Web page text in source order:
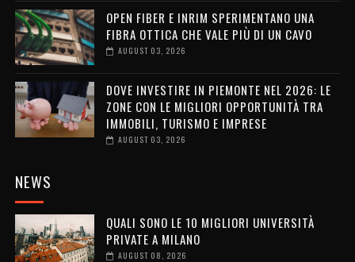
OPEN FIBER E INRIM SPERIMENTANO UNA
FIBRA OTTICA CHE VALE PIÙ DI UN CAVO
AUGUST 03, 2026
DOVE INVESTIRE IN PIEMONTE NEL 2026: LE
ZONE CON LE MIGLIORI OPPORTUNITÀ TRA
IMMOBILI, TURISMO E IMPRESE
AUGUST 03, 2026
NEWS
QUALI SONO LE 10 MIGLIORI UNIVERSITÀ
PRIVATE A MILANO
AUGUST 08, 2026